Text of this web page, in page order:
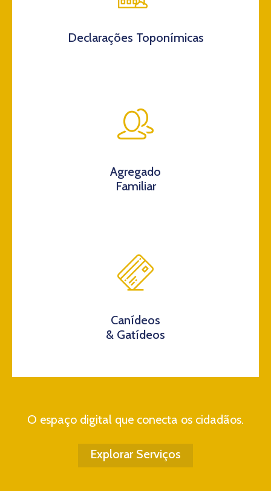
Declarações Toponímicas
Agregado
Familiar
Canídeos
& Gatídeos
O espaço digital que conecta os cidadãos.
Explorar Serviços